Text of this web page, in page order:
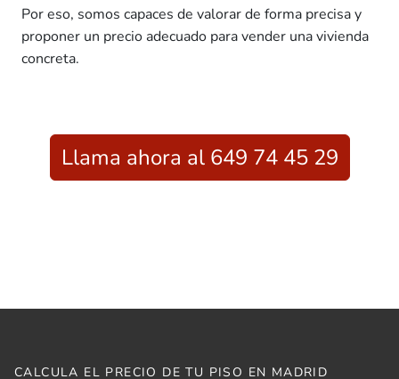
Por eso, somos capaces de valorar de forma precisa y
proponer un precio adecuado para vender una vivienda
concreta.
Llama ahora al 649 74 45 29
CALCULA EL PRECIO DE TU PISO EN MADRID